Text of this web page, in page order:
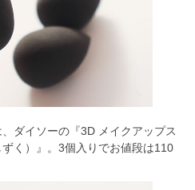
ダイソーの『3D メイクアップス
く）』。3個入りでお値段は110